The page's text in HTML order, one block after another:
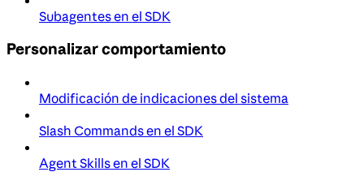
Subagentes en el SDK
Personalizar comportamiento
Modificación de indicaciones del sistema
Slash Commands en el SDK
Agent Skills en el SDK